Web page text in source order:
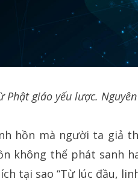
Phật giáo yếu lược.
hồn mà người ta giả
không thể phát sanh
tại sao “Từ lúc đầu,